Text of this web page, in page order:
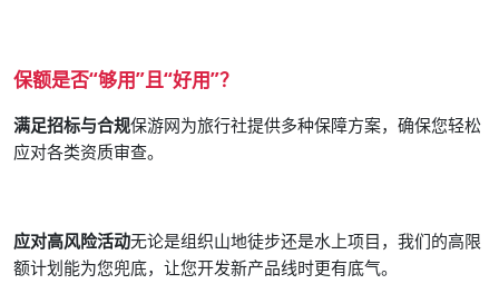
保额是否“够用”且“好用”？
满足招标与合规保游网为旅行社提供多种保障方案，确保您轻松
应对各类资质审查。
应对高风险活动无论是组织山地徒步还是水上项目，我们的高限
额计划能为您兜底，让您开发新产品线时更有底气。